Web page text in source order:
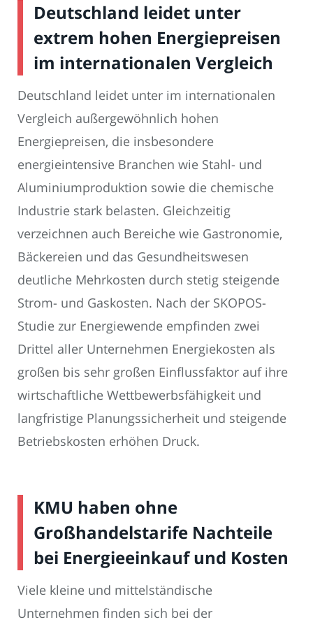
Deutschland leidet unter
extrem hohen Energiepreisen
im internationalen Vergleich
Deutschland leidet unter im internationalen
Vergleich außergewöhnlich hohen
Energiepreisen, die insbesondere
energieintensive Branchen wie Stahl- und
Aluminiumproduktion sowie die chemische
Industrie stark belasten. Gleichzeitig
verzeichnen auch Bereiche wie Gastronomie,
Bäckereien und das Gesundheitswesen
deutliche Mehrkosten durch stetig steigende
Strom- und Gaskosten. Nach der SKOPOS-
Studie zur Energiewende empfinden zwei
Drittel aller Unternehmen Energiekosten als
großen bis sehr großen Einflussfaktor auf ihre
wirtschaftliche Wettbewerbsfähigkeit und
langfristige Planungssicherheit und steigende
Betriebskosten erhöhen Druck.
KMU haben ohne
Großhandelstarife Nachteile
bei Energieeinkauf und Kosten
Viele kleine und mittelständische
Unternehmen finden sich bei der